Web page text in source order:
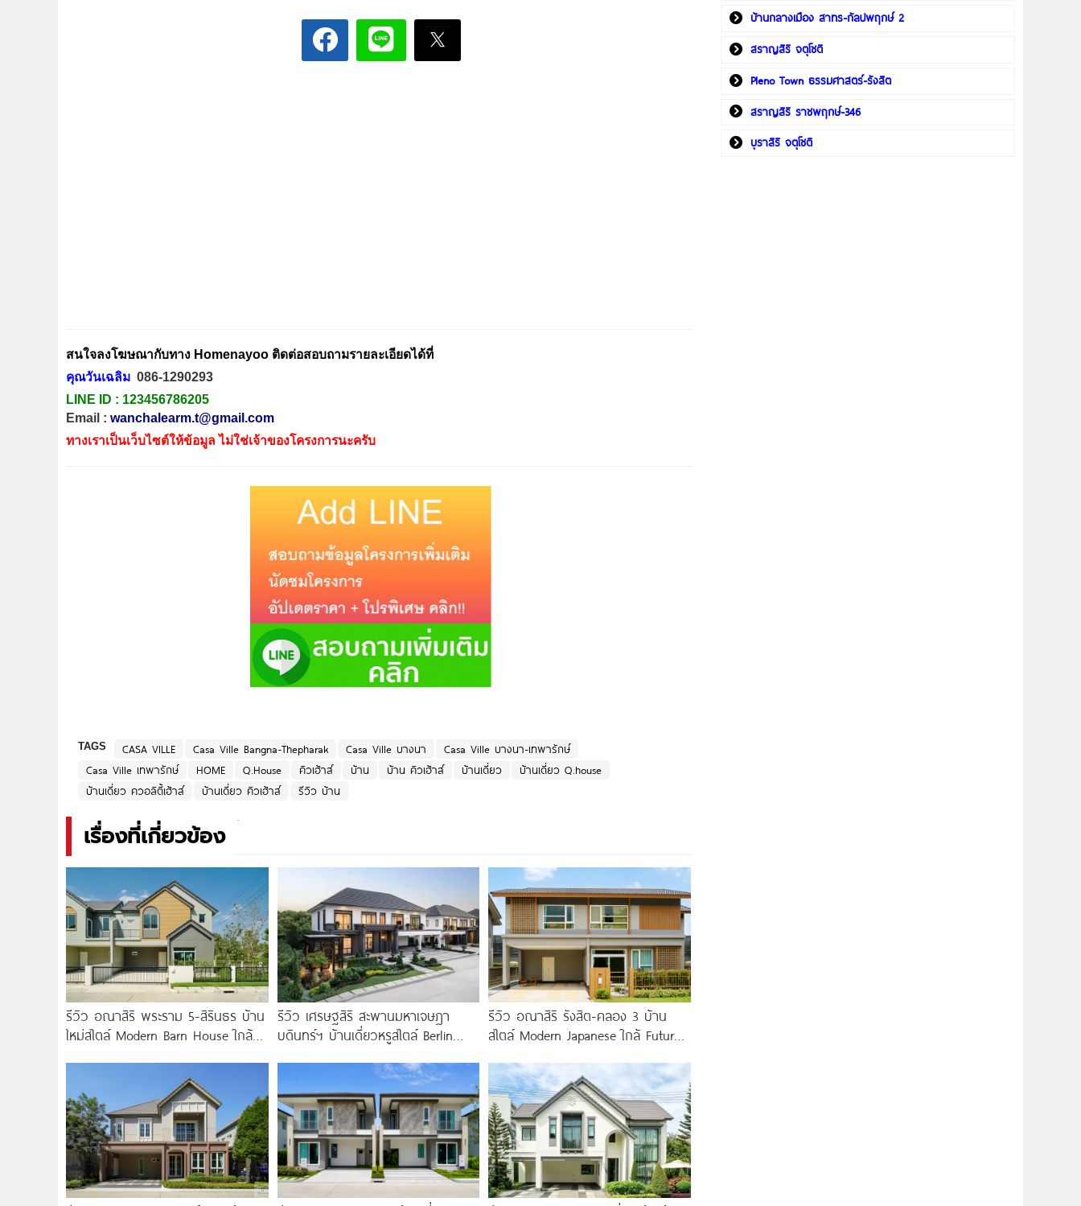
สนใจลงโฆษณากับทาง Homenayoo ติดต่อสอบถามรายละเอียดได้ที่
คุณวันเฉลิม 086-1290293
LINE ID : 123456786205
Email : wanchalearm.t@gmail.com
ทางเราเป็นเว็บไซต์ให้ข้อมูล ไม่ใช่เจ้าของโครงการนะครับ
TAGS CASA VILLE Casa Ville Bangna-Thepharak Casa Ville บางนา
Casa Ville บางนา-เทพารักษ์
Casa Ville เทพารักษ์
HOME Q.House คิวเฮ้าส์ บ้าน บ้าน คิวเฮ้าส์ บ้านเดี่ยว
บ้านเดี่ยว Q.house
บ้านเดี่ยว ควอลิตี้เฮ้าส์
บ้านเดี่ยว คิวเฮ้าส์ รีวิว บ้าน
เรื่องที่เกี่ยวข้อง
รีวิว อณาสิริ พระราม 5-สิรินธร บ้าน
ใหม่สไตล์ Modern Barn House ใกล้
รีวิว เศรษฐสิริ สะพานมหาเจษฎา
บดินทร์ฯ บ้านเดี่ยวหรูสไตล์ Berlin
รีวิว อณาสิริ รังสิต-คลอง 3 บ้าน
สไตล์ Modern Japanese ใกล้ Future
บ้านกลางเมือง สาทร-กัลปพฤกษ์ 2
สราญสิริ จตุโชติ
Pleno Town ธรรมศาสตร์-รังสิต
สราญสิริ ราชพฤกษ์-346
บุราสิริ จตุโชติ